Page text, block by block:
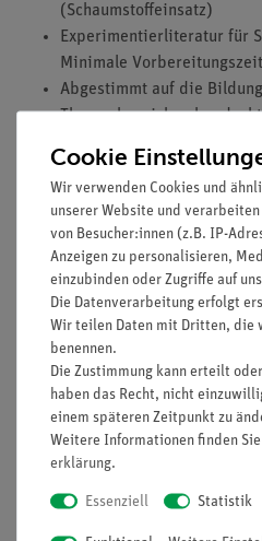
(Schaumstoffeinsatz)
Experimentierliteratur für
Minimale Vorbereitungszeit
Abgestimmt auf die
Themenbereiche abgedeckt
Direkte Messung der
Voltmeter
Direkte Übertragung der
Blatt Papier während der
Einfaches Lehren und
QR-Code beigelegten
Ausstattung und technische Daten
Das Geräteset besteht aus
notwendigen Komponenten
Versuche
Cookie
Wir verwenden Cookies und
unserer Website und
von Besucher:innen (z.B. IP-
Anzeigen zu personalisieren,
einzubinden oder Zugriffe auf
Die Datenverarbeitung erfolgt
Wir teilen Daten mit Dritten, die
benennen.
Die Zustimmung kann erteilt
haben das Recht, nicht
einem späteren Zeitpunkt zu
Weitere Informationen finden
erklärung.
Essenziell Statistik